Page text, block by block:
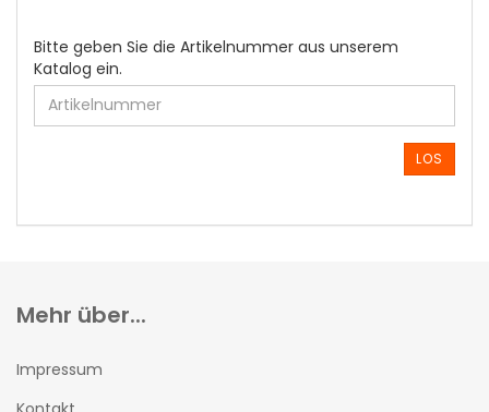
BITTE
GEBEN
SIE
DIE
ARTIKELNUMMER
EIN.
Bitte geben Sie die Artikelnummer aus unserem
Katalog ein.
LOS
Mehr über...
Impressum